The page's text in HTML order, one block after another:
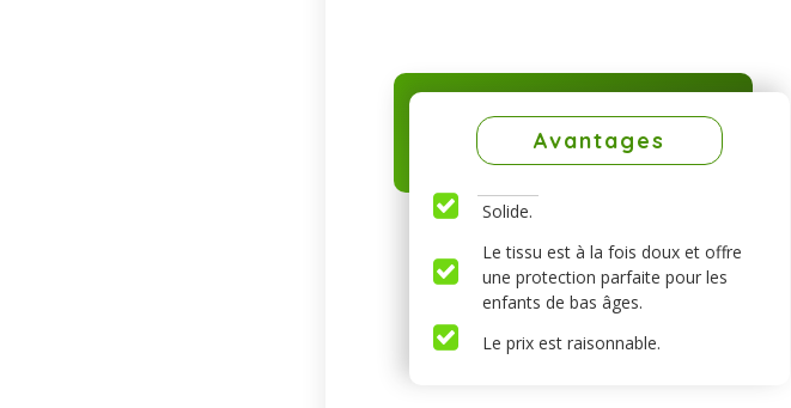
Avantages
Solide.
Le tissu est à la fois doux et offre
une protection parfaite pour les
enfants de bas âges.
Le prix est raisonnable.